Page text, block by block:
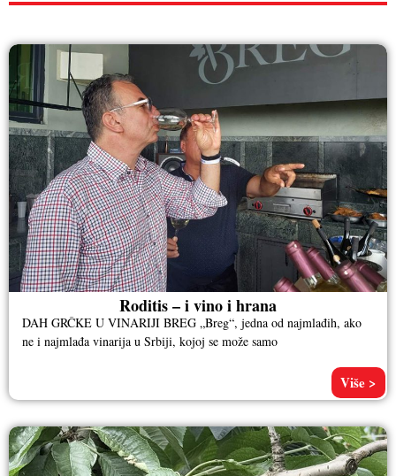
RAZNO
Roditis – i vino i hrana
DAH GRČKE U VINARIJI BREG „Breg“, jedna od najmlađih, ako
ne i najmlađa vinarija u Srbiji, kojoj se može samo
Više >